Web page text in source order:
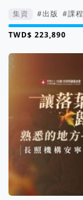
集資 #出版 #課程
集資進度 224%